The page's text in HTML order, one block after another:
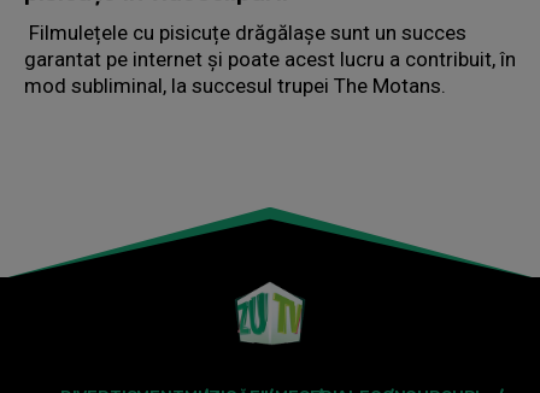
Filmulețele cu pisicuțe drăgălașe sunt un succes
garantat pe internet și poate acest lucru a contribuit, în
mod subliminal, la succesul trupei The Motans.